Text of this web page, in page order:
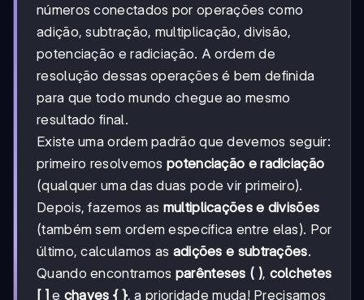
números conectados por operações como
adição, subtração, multiplicação, divisão,
potenciação e radiciação. A ordem de
resolução dessas operações é bem definida
para que todo mundo chegue ao mesmo
resultado final.
Existe uma ordem padrão que devemos seguir:
primeiro resolvemospotenciação e radiciação
(qualquer uma das duas pode vir primeiro).
Depois, fazemos as multiplicações e divisões
(também sem ordem específica entre elas). Por
último, calculamos as adições e subtrações.
Quando encontramos parênteses ( ), colchetes
[ ]e chaves { }, a prioridade muda! Precisamos